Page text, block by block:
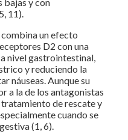
11).
un efecto
D2 con una
nivel gastrointestinal,
y reduciendo la
náuseas. Aunque su
a la de los antagonistas
de rescate y
cuando se
(1, 6).